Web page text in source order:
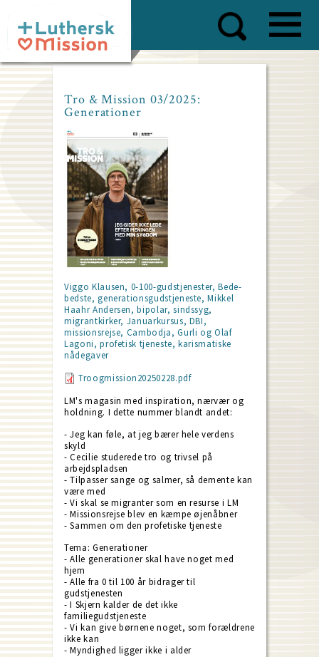
main
content
Tro & Mission 03/2025:
Generationer
Viggo Klausen, 0-100-gudstjenester, Bede-
bedste, generationsgudstjeneste, Mikkel
Haahr Andersen, bipolar, sindssyg,
migrantkirker, Januarkursus, DBI,
missionsrejse, Cambodja, Gurli og Olaf
Lagoni, profetisk tjeneste, karismatiske
nådegaver
Troogmission20250228.pdf
LM's magasin med inspiration, nærvær og
holdning. I dette nummer blandt andet:
- Jeg kan føle, at jeg bærer hele verdens
skyld
- Cecilie studerede tro og trivsel på
arbejdspladsen
- Tilpasser sange og salmer, så demente kan
være med
- Vi skal se migranter som en resurse i LM
- Missionsrejse blev en kæmpe øjenåbner
- Sammen om den profetiske tjeneste
Tema: Generationer
- Alle generationer skal have noget med
hjem
- Alle fra 0 til 100 år bidrager til
gudstjenesten
- I Skjern kalder de det ikke
familiegudstjeneste
- Vi kan give børnene noget, som forældrene
ikke kan
- Myndighed ligger ikke i alder